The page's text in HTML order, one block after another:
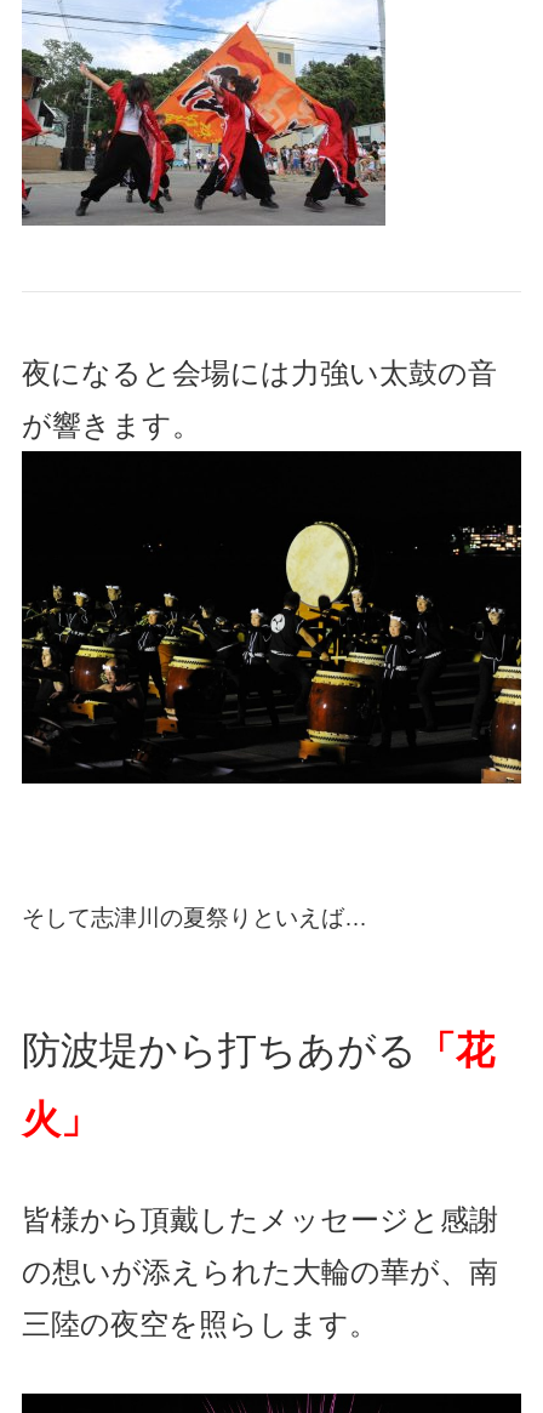
夜になると会場には力強い太鼓の音
が響きます。
そして志津川の夏祭りといえば…
防波堤から打ちあがる
「花
火」
皆様から頂戴したメッセージと感謝
の想いが添えられた大輪の華が、南
三陸の夜空を照らします。